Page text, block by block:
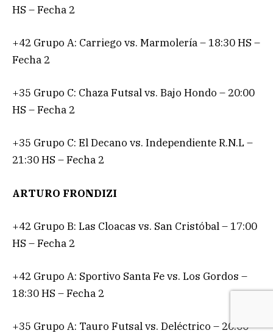
HS – Fecha 2
+42 Grupo A: Carriego vs. Marmolería – 18:30 HS –
Fecha 2
+35 Grupo C: Chaza Futsal vs. Bajo Hondo – 20:00
HS – Fecha 2
+35 Grupo C: El Decano vs. Independiente R.N.L –
21:30 HS – Fecha 2
ARTURO FRONDIZI
+42 Grupo B: Las Cloacas vs. San Cristóbal – 17:00
HS – Fecha 2
+42 Grupo A: Sportivo Santa Fe vs. Los Gordos –
18:30 HS – Fecha 2
+35 Grupo A: Tauro Futsal vs. Deléctrico – 20:00